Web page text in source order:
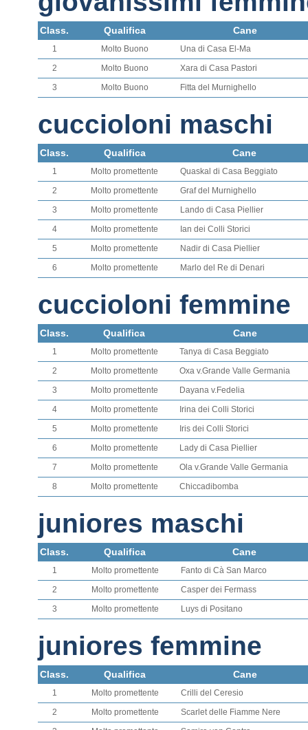
Class. Qualifica Cane
1 Molto Buono
Una di Casa El-Ma
2
Molto Buono
Xara di Casa Pastori
3
Molto Buono Fitta del Murnighello
cuccioloni maschi
Class. Qualifica Cane
1 Molto promettente
Quaskal di Casa Beggiato
2
Molto promettente
Graf del Murnighello
3
Molto promettente
Lando di Casa Piellier
4
Molto promettente
Ian dei Colli Storici
5
Molto promettente
Nadir di Casa Piellier
6
Molto promettente Marlo del Re di Denari
cuccioloni femmine
Class. Qualifica Cane
1 Molto promettente
Tanya di Casa Beggiato
2
Molto promettente
Oxa v.Grande Valle Germania
3
Molto promettente
Dayana v.Fedelia
4
Molto promettente
Irina dei Colli Storici
5
Molto promettente
Iris dei Colli Storici
6
Molto promettente
Lady di Casa Piellier
7
Molto promettente
Ola v.Grande Valle Germania
8
Molto promettente Chiccadibomba
juniores maschi
Class. Qualifica Cane
1 Molto promettente
Fanto di Cà San Marco
2
Molto promettente
Casper dei Fermass
3
Molto promettente Luys di Positano
juniores femmine
Class. Qualifica Cane
1 Molto promettente
Crilli del Ceresio
2
Molto promettente
Scarlet delle Fiamme Nere